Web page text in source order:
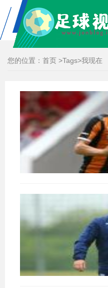
您的位置： 首页 >Tags>我现在